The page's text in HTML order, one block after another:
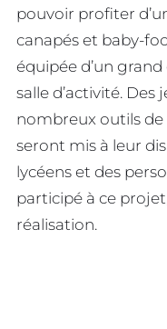
pouvoir profiter
canapés et baby-
équipée d’un
salle d’activité. Des
nombreux outils de
seront mis à leur
lycéens et des
participé à ce
réalisation.